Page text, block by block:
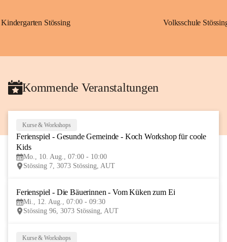
Kindergarten Stössing Volksschule
Kommende Veranstaltungen
AUG
Kurse & Workshops
Ferienspiel - Gesunde Gemeinde - Koch Workshop für coole
Kids
Mo., 10. Aug., 07:00 - 10:00
Stössing 7, 3073 Stössing, AUT
Ferienspiel - Die Bäuerinnen - Vom Küken zum Ei
Mi., 12. Aug., 07:00 - 09:30
Stössing 96, 3073 Stössing, AUT
Kurse & Workshops